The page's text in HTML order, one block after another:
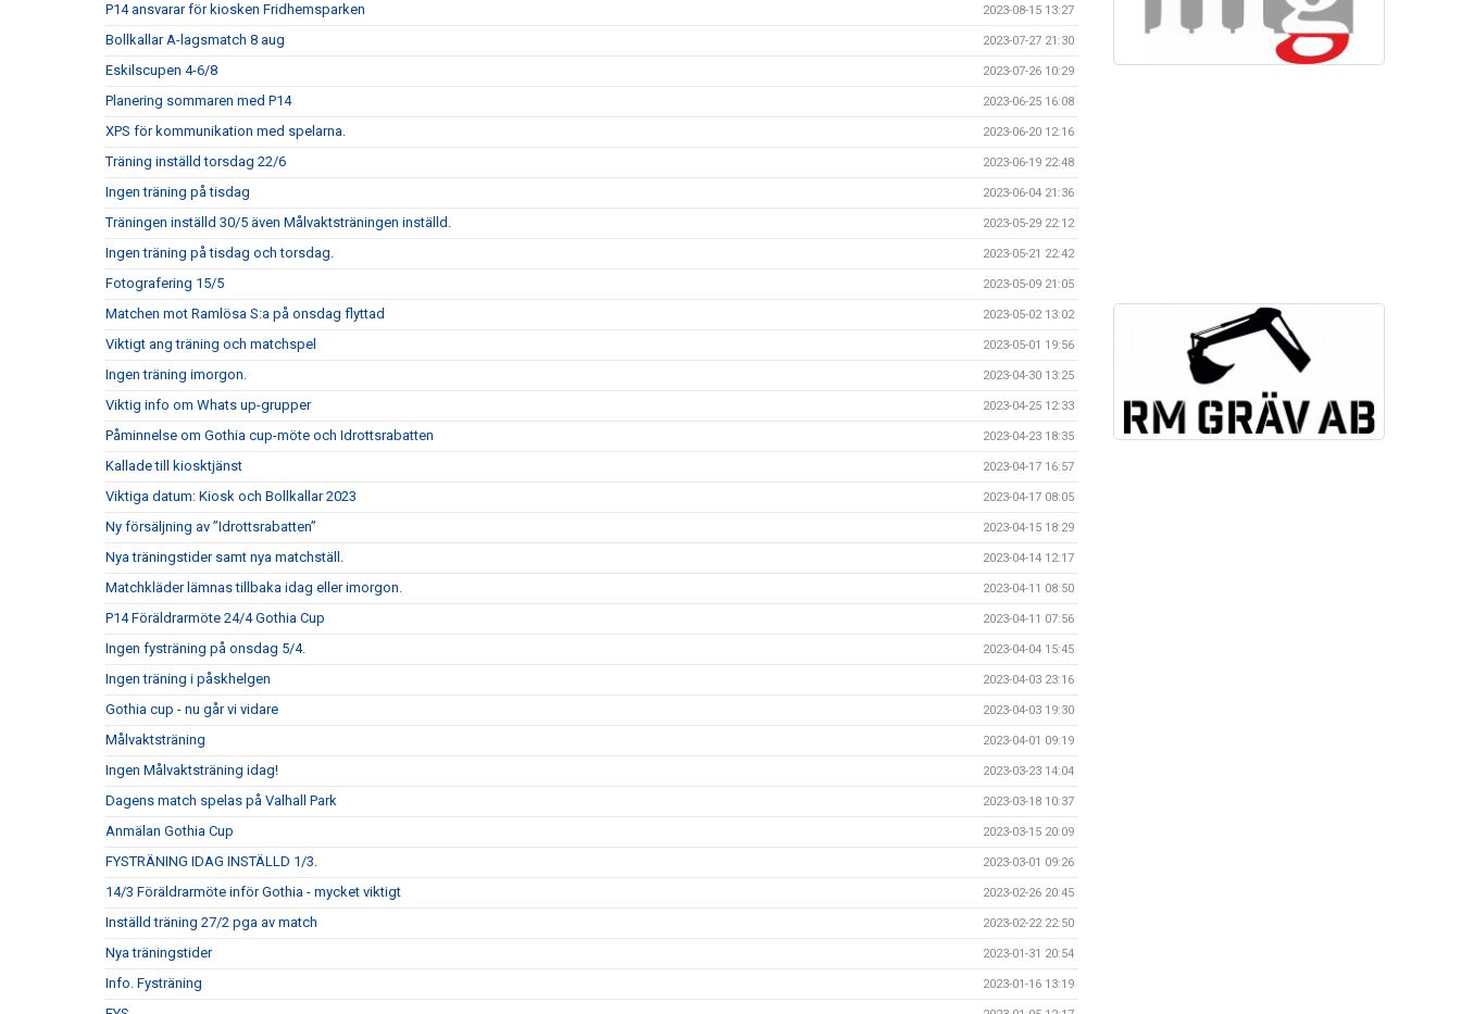
P14 ansvarar för kiosken Fridhemsparken 2023-08-15 13:27
Bollkallar A-lagsmatch 8 aug 2023-07-27 21:30
Eskilscupen 4-6/8 2023-07-26 10:29
Planering sommaren med P14 2023-06-25 16:08
XPS för kommunikation med spelarna. 2023-06-20 12:16
Träning inställd torsdag 22/6 2023-06-19 22:48
Ingen träning på tisdag 2023-06-04 21:36
Träningen inställd 30/5 även Målvaktsträningen inställd. 2023-05-29 22:12
Ingen träning på tisdag och torsdag. 2023-05-21 22:42
Fotografering 15/5 2023-05-09 21:05
Matchen mot Ramlösa S:a på onsdag flyttad 2023-05-02 13:02
Viktigt ang träning och matchspel 2023-05-01 19:56
Ingen träning imorgon. 2023-04-30 13:25
Viktig info om Whats up-grupper 2023-04-25 12:33
Påminnelse om Gothia cup-möte och Idrottsrabatten 2023-04-23 18:35
Kallade till kiosktjänst 2023-04-17 16:57
Viktiga datum: Kiosk och Bollkallar 2023 2023-04-17 08:05
Ny försäljning av ”Idrottsrabatten” 2023-04-15 18:29
Nya träningstider samt nya matchställ. 2023-04-14 12:17
Matchkläder lämnas tillbaka idag eller imorgon. 2023-04-11 08:50
P14 Föräldrarmöte 24/4 Gothia Cup 2023-04-11 07:56
Ingen fysträning på onsdag 5/4. 2023-04-04 15:45
Ingen träning i påskhelgen 2023-04-03 23:16
Gothia cup - nu går vi vidare 2023-04-03 19:30
Målvaktsträning 2023-04-01 09:19
Ingen Målvaktsträning idag! 2023-03-23 14:04
Dagens match spelas på Valhall Park 2023-03-18 10:37
Anmälan Gothia Cup 2023-03-15 20:09
FYSTRÄNING IDAG INSTÄLLD 1/3. 2023-03-01 09:26
14/3 Föräldrarmöte inför Gothia - mycket viktigt 2023-02-26 20:45
Inställd träning 27/2 pga av match 2023-02-22 22:50
Nya träningstider 2023-01-31 20:54
Info. Fysträning 2023-01-16 13:19